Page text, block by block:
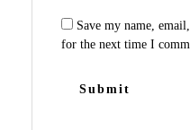
Save my name,
for the next time I